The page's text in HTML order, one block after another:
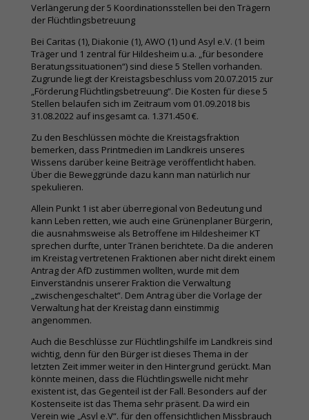
Verlängerung der 5 Koordinationsstellen bei den Trägern
der Flüchtlingsbetreuung
Bei Caritas (1), Diakonie (1), AWO (1) und Asyl e.V. (1 beim
Träger und 1 zentral für Hildesheim u.a. „für besondere
Beratungssituationen“) sind diese 5 Stellen vorhanden.
Zugrunde liegt der Kreistagsbeschluss vom 20.07.2015 zur
„Förderung Flüchtlingsbetreuung“. Die Kosten für diese 5
Stellen belaufen sich im Zeitraum vom 01.09.2018 bis
31.08.2022 auf insgesamt ca. 1.371.450 €.
Zu den Beschlüssen möchte die Kreistagsfraktion
bemerken, dass Printmedien im Landkreis unseres
Wissens darüber keine Beiträge veröffentlicht haben.
Über die Beweggründe dazu kann man natürlich nur
spekulieren.
Allein Punkt 1 ist aber überregional von Bedeutung und
kann Leben retten, wie auch eine Grünenplaner Bürgerin,
die ausnahmsweise als Betroffene im Hildesheimer KT
sprechen durfte, unter Tränen berichtete. Da die anderen
im Kreistag vertretenen Fraktionen aber nicht direkt einem
Antrag der AfD zustimmen wollten, wurde mit dem
Einverständnis unserer Fraktion die Verwaltung
„zwischengeschaltet“. Dem Antrag über die Vorlage der
Verwaltung hat der Kreistag dann einstimmig
angenommen.
Auch die Beschlüsse zur Flüchtlingshilfe im Landkreis sind
wichtig, denn für den Bürger ist dieses Thema in der
letzten Zeit immer weiter in den Hintergrund gerückt. Man
könnte meinen, dass die Flüchtlingswelle nicht mehr
existent ist, das Gegenteil ist der Fall. Besonders auf der
Kostenseite ist das Thema sehr präsent. Da wird ein
Verein wie „Asyl e.V“. für den offensichtlichen Missbrauch